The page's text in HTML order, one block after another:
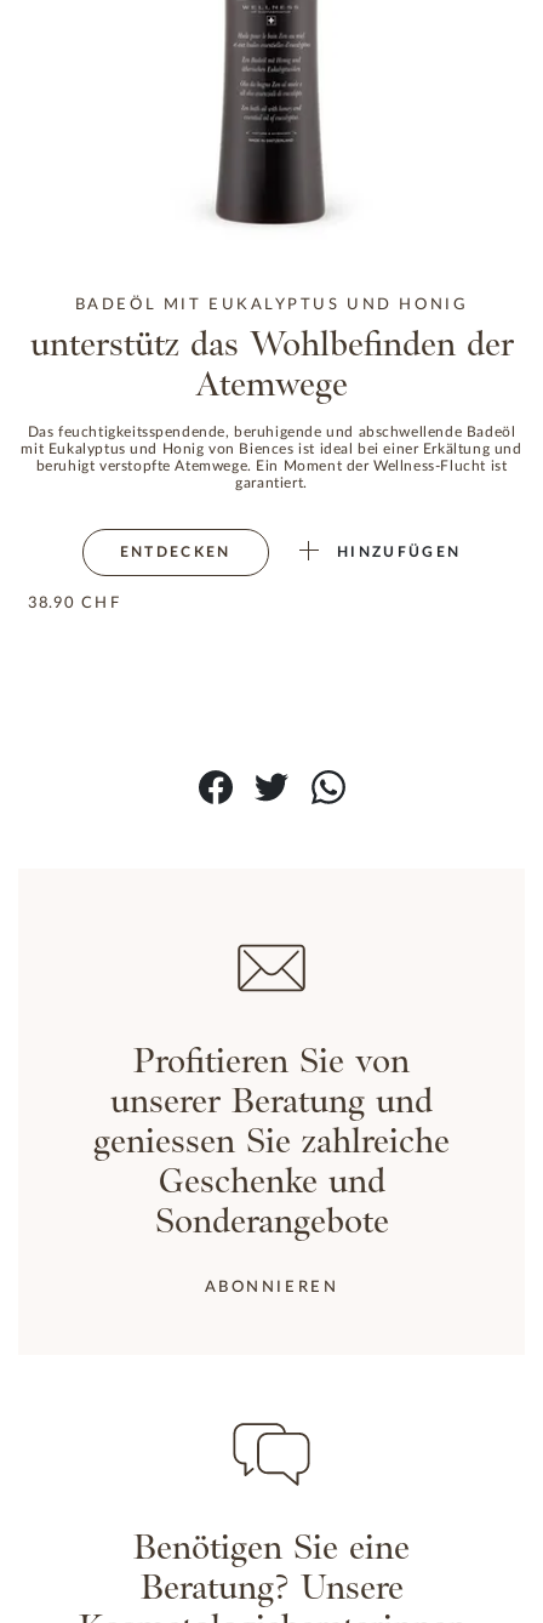
BADEÖL MIT EUKALYPTUS UND HONIG
unterstütz das Wohlbefinden der
Atemwege
Das feuchtigkeitsspendende, beruhigende und abschwellende Badeöl
mit Eukalyptus und Honig von Biences ist ideal bei einer Erkältung und
beruhigt verstopfte Atemwege. Ein Moment der Wellness-Flucht ist
garantiert.
ENTDECKEN HINZUFÜGEN
38.90 CHF
-15% AUF ALLES
Profitieren Sie von
unserer Beratung und
geniessen Sie zahlreiche
Geschenke und
Sonderangebote
ABONNIEREN
Benötigen Sie eine
Beratung? Unsere